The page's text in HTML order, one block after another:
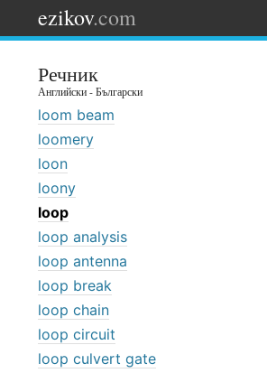
ezikov.com
Речник
Английски - Български
loom beam
loomery
loon
loony
loop
loop analysis
loop antenna
loop break
loop chain
loop circuit
loop culvert gate